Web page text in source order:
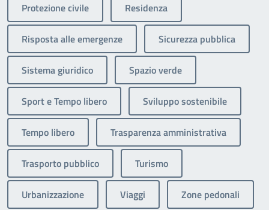
Protezione civile Residenza
Risposta alle emergenze Sicurezza pubblica
Sistema giuridico Spazio verde
Sport e Tempo libero Sviluppo sostenibile
Tempo libero Trasparenza amministrativa
Trasporto pubblico Turismo
Urbanizzazione Viaggi Zone pedonali